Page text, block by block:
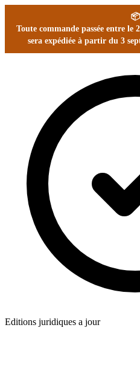
📦
Toute commande passée entre le
sera expédiée à partir du 3
Editions juridiques a jour